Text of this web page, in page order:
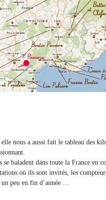
nous a aussi fait le tableau des
baladent dans toute la France en
où ils sont invités, les
peu en fin d’année …